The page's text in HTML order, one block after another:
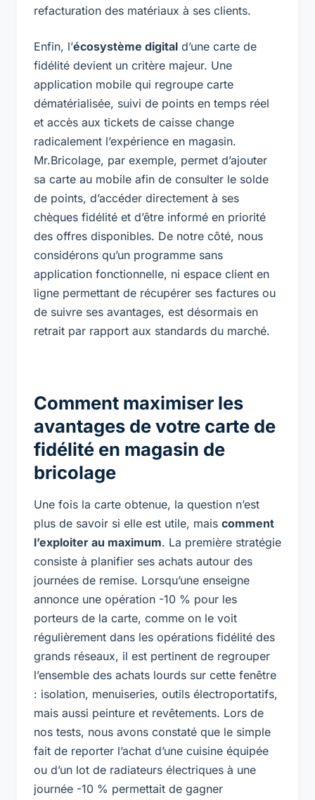
refacturation des matériaux à ses clients.
Enfin, l’écosystème digital d’une carte de
fidélité devient un critère majeur. Une
application mobile qui regroupe carte
dématérialisée, suivi de points en temps réel
et accès aux tickets de caisse change
radicalement l’expérience en magasin.
Mr.Bricolage, par exemple, permet d’ajouter
sa carte au mobile afin de consulter le solde
de points, d’accéder directement à ses
chèques fidélité et d’être informé en priorité
des offres disponibles. De notre côté, nous
considérons qu’un programme sans
application fonctionnelle, ni espace client en
ligne permettant de récupérer ses factures ou
de suivre ses avantages, est désormais en
retrait par rapport aux standards du marché.
Comment maximiser les
avantages de votre carte de
fidélité en magasin de
bricolage
Une fois la carte obtenue, la question n’est
plus de savoir si elle est utile, mais comment
l’exploiter au maximum. La première stratégie
consiste à planifier ses achats autour des
journées de remise. Lorsqu’une enseigne
annonce une opération -10 % pour les
porteurs de la carte, comme on le voit
régulièrement dans les opérations fidélité des
grands réseaux, il est pertinent de regrouper
l’ensemble des achats lourds sur cette fenêtre
: isolation, menuiseries, outils électroportatifs,
mais aussi peinture et revêtements. Lors de
nos tests, nous avons constaté que le simple
fait de reporter l’achat d’une cuisine équipée
ou d’un lot de radiateurs électriques à une
journée -10 % permettait de gagner